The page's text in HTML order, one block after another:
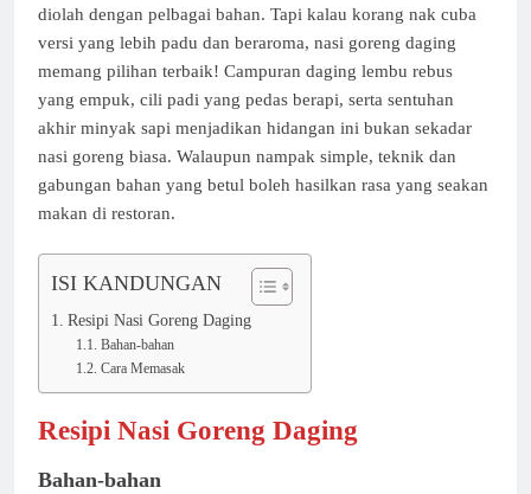
diolah dengan pelbagai bahan. Tapi kalau korang nak cuba
versi yang lebih padu dan beraroma, nasi goreng daging
memang pilihan terbaik! Campuran daging lembu rebus
yang empuk, cili padi yang pedas berapi, serta sentuhan
akhir minyak sapi menjadikan hidangan ini bukan sekadar
nasi goreng biasa. Walaupun nampak simple, teknik dan
gabungan bahan yang betul boleh hasilkan rasa yang seakan
makan di restoran.
ISI KANDUNGAN
Resipi Nasi Goreng Daging
Bahan-bahan
Cara Memasak
Resipi Nasi Goreng Daging
Bahan-bahan